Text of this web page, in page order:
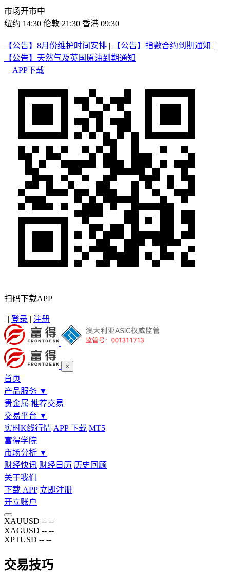
市场开市中
纽约 14:30 伦敦 21:30 香港 09:30
【公告】8月份维护时间安排 | 【公告】指數合约到期通知 |
【公告】天然气及英国原油到期通知
APP下载
扫码下载APP
| | 登录 | 注册
×
首页
产品服务 ▼
贵金属 推荐交易
交易平台 ▼
实时K线行情 APP 下载 MT5
富得学院
市场分析 ▼
财经快讯 财经日历 历史回顾
关于我们
下载 APP 立即注册
开立账户
XAUUSD -- --
XAGUSD -- --
XPTUSD -- --
交易技巧